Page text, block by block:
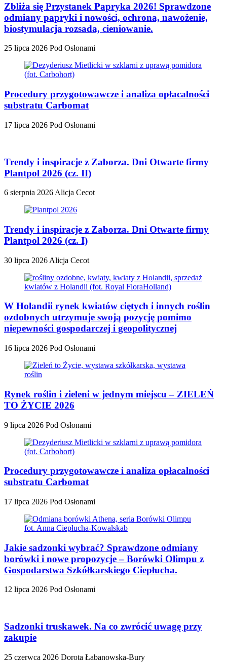
Zbliża się Przystanek Papryka 2026! Sprawdzone
odmiany papryki i nowości, ochrona, nawożenie,
biostymulacja rozsada, cieniowanie.
25 lipca 2026 Pod Osłonami
Procedury przygotowawcze i analiza opłacalności
substratu Carbomat
17 lipca 2026 Pod Osłonami
Trendy i inspiracje z Zaborza. Dni Otwarte firmy
Plantpol 2026 (cz. II)
6 sierpnia 2026 Alicja Cecot
Trendy i inspiracje z Zaborza. Dni Otwarte firmy
Plantpol 2026 (cz. I)
30 lipca 2026 Alicja Cecot
W Holandii rynek kwiatów ciętych i innych roślin
ozdobnych utrzymuje swoją pozycję pomimo
niepewności gospodarczej i geopolitycznej
16 lipca 2026 Pod Osłonami
Rynek roślin i zieleni w jednym miejscu – ZIELEŃ
TO ŻYCIE 2026
9 lipca 2026 Pod Osłonami
Procedury przygotowawcze i analiza opłacalności
substratu Carbomat
17 lipca 2026 Pod Osłonami
Jakie sadzonki wybrać? Sprawdzone odmiany
borówki i nowe propozycje – Borówki Olimpu z
Gospodarstwa Szkółkarskiego Ciepłucha.
12 lipca 2026 Pod Osłonami
Sadzonki truskawek. Na co zwrócić uwagę przy
zakupie
25 czerwca 2026 Dorota Łabanowska-Bury